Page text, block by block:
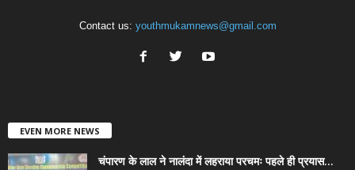
Contact us: youthmukamnews@gmail.com
EVEN MORE NEWS
चंपारण के लाल ने नालंदा में लहराया परचमः पहले ही प्रयास...